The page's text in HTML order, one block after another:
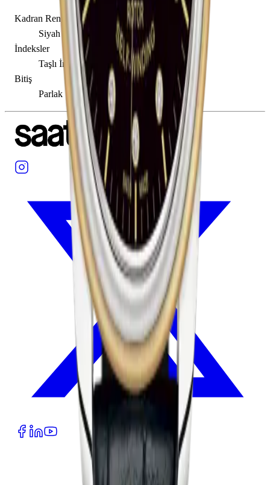
Kadran Rengi
Siyah
İndeksler
Taşlı İndeksler
Bitiş
Parlak